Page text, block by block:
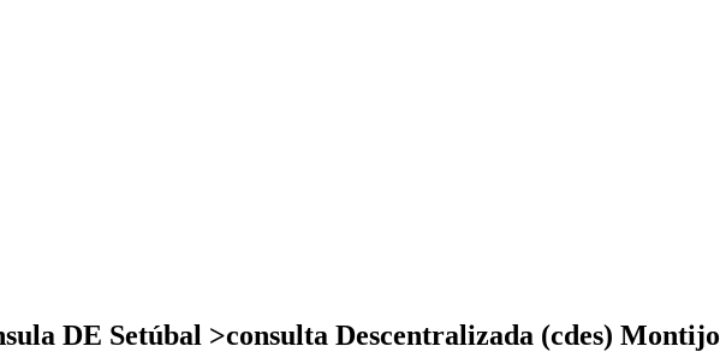
DE Setúbal >consulta Descentralizada (cdes) Montijo